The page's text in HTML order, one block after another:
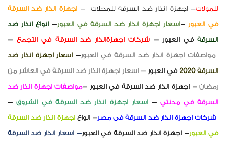
للمولات– اجهزة انذار ضد السرقة للمحلات – اجهزة انذار ضد السرقة
في العبور–اسعار اجهزة انذار ضد السرقة في العبور–انواع انذار ضد
السرقة في العبور – شركات اجهزةانذار ضد السرقة في التجمع –
مواصفات اجهزة انذار ضد السرقة في العبور– اسعار اجهزة انذار ضد
السرقة 2020
في العبور – اسعار اجهزة انذار ضد السرقةفي العاشر من
رمضان– اجهزة انذار ضد السرقة في العبور –مواصفات اجهزة انذار ضد
السرقة في مدنتي–اسعار اجهزة انذار ضد السرقة في الشروق–
شركات اجهزة انذار ضد السرقة فى مصر– انواع اجهزة انذار ضد السرقة
فيالعبور– اجهزة انذار ضد السرقة في العبور– اسعار انذار ضد السرقة